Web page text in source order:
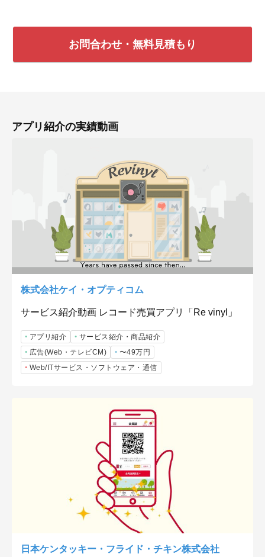
お問合わせ・無料見積もり
アプリ紹介の実績動画
株式会社ケイ・オプティコム
サービス紹介動画 レコード売買アプリ「Re vinyl」
アプリ紹介
サービス紹介・商品紹介
広告(Web・テレビCM)
〜49万円
Web/ITサービス・ソフトウェア・通信
日本ケンタッキー・フライド・チキン株式会社